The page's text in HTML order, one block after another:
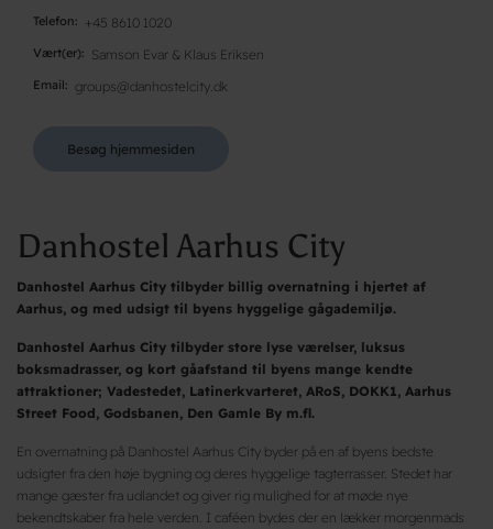
Telefon +45 8610 1020
Vært(er) Samson Evar & Klaus Eriksen
Email groups@danhostelcity.dk
Besøg hjemmesiden
Danhostel Aarhus City
Danhostel Aarhus City tilbyder billig overnatning i hjertet af
Aarhus, og med udsigt til byens hyggelige gågademiljø.
Danhostel Aarhus City tilbyder store lyse værelser, luksus
boksmadrasser, og kort gåafstand til byens mange kendte
attraktioner; Vadestedet, Latinerkvarteret, ARoS, DOKK1, Aarhus
Street Food, Godsbanen, Den Gamle By m.fl.
En overnatning på Danhostel Aarhus City byder på en af byens bedste
udsigter fra den høje bygning og deres hyggelige tagterrasser. Stedet har
mange gæster fra udlandet og giver rig mulighed for at møde nye
bekendtskaber fra hele verden. I caféen bydes der en lækker morgenmads